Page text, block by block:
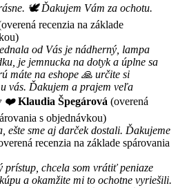
🕊 Ďakujem Vám za ochotu.
recenzia na základe
od Vás je nádherný, lampa
je jemnucka na dotyk a úplne sa
máte na eshope 🙏 určite si
vás. Ďakujem a prajem veľa
❤️ Klaudia Špegárová (overená
s objednávkou)
ešte sme aj darček dostali. Ďakujeme
recenzia na základe spárovania
prístup, chcela som vrátiť peniaze
a okamžite mi to ochotne vyriešili.